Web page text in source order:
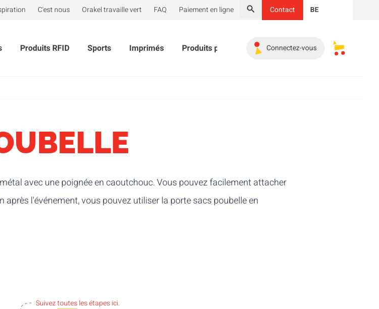
C'est nous Orakel travaille vert FAQ Paiement en ligne
Chercher
Contact BE
Produits RFID Sports Imprimés Produits publicitaires Indispensables
Connectez-vous Mes
avec une poignée en caoutchouc. Vous pouvez facilement attacher
l'événement, vous pouvez utiliser la porte sacs poubelle en
Suiveztoutesles étapes ici.